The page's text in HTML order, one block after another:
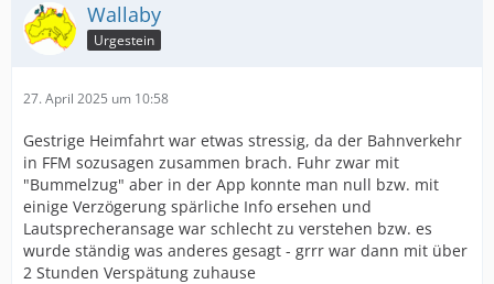
Wallaby
Urgestein
27. April 2025 um 10:58
Gestrige Heimfahrt war etwas stressig, da der Bahnverkehr
in FFM sozusagen zusammen brach. Fuhr zwar mit
"Bummelzug" aber in der App konnte man null bzw. mit
einige Verzögerung spärliche Info ersehen und
Lautsprecheransage war schlecht zu verstehen bzw. es
wurde ständig was anderes gesagt - grrr war dann mit über
2 Stunden Verspätung zuhause